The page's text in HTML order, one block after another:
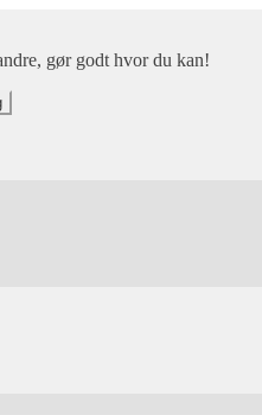
gør godt hvor du kan!